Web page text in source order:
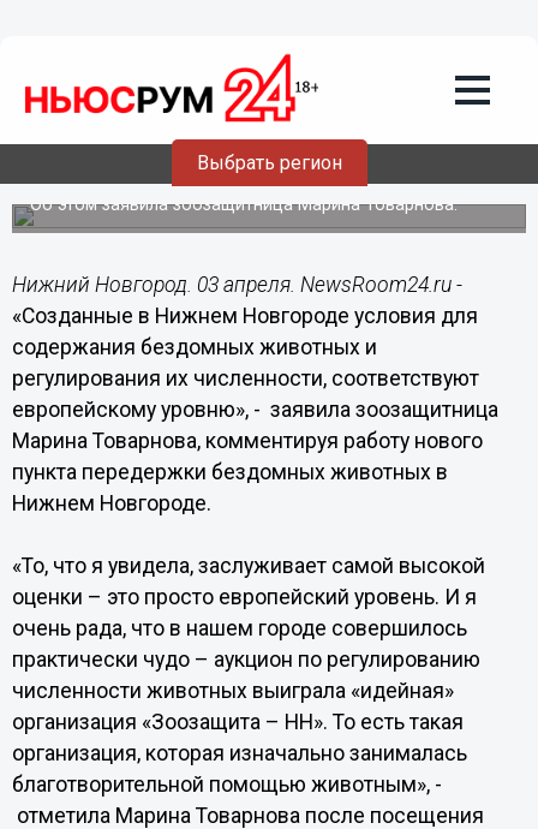
Выбрать регион
Пункт передержки безнадзорных
животных, созданный в Нижнем
Новгороде, соответствует
европейским меркам
Об этом заявила зоозащитница Марина Товарнова.
Нижний Новгород. 03 апреля. NewsRoom24.ru -
«Созданные в Нижнем Новгороде условия для
содержания бездомных животных и
регулирования их численности, соответствуют
европейскому уровню», - заявила зоозащитница
Марина Товарнова, комментируя работу нового
пункта передержки бездомных животных в
Нижнем Новгороде.
«То, что я увидела, заслуживает самой высокой
оценки – это просто европейский уровень. И я
очень рада, что в нашем городе совершилось
практически чудо – аукцион по регулированию
численности животных выиграла «идейная»
организация «Зоозащита – НН». То есть такая
организация, которая изначально занималась
благотворительной помощью животным», -
отметила Марина Товарнова после посещения